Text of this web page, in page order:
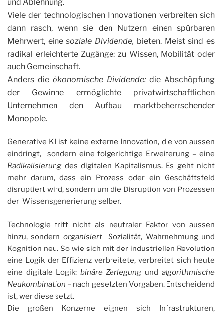
und Ablehnung.
Viele der technologischen Innovationen verbreiten sich
dann rasch, wenn sie den Nutzern einen spürbaren
Mehrwert, einesoziale Dividende, bieten. Meist sind es
radikal erleichterte Zugänge: zu Wissen, Mobilität oder
auch Gemeinschaft.
Anders die ökonomische Dividende: die Abschöpfung
der Gewinne ermöglichte privatwirtschaftlichen
Unternehmen den Aufbau marktbeherrschender
Monopole.
Generative KI ist keine externe Innovation, die von aussen
eindringt, sondern eine folgerichtige Erweiterung – eine
Radikalisierung des digitalen Kapitalismus. Es geht nicht
mehr darum, dass ein Prozess oder ein Geschäftsfeld
disruptiert wird, sondern um die Disruption von Prozessen
der Wissensgenerierung selber.
Technologie tritt nicht als neutraler Faktor von aussen
hinzu, sondern organisiertSozialität, Wahrnehmung und
Kognition neu. So wie sich mit der industriellen Revolution
eine Logik der Effizienz verbreitete, verbreitet sich heute
eine digitale Logik: binäre Zerlegung undalgorithmische
Neukombination – nach gesetzten Vorgaben. Entscheidend
ist, wer diese setzt.
Die großen Konzerne eignen sich Infrastrukturen,